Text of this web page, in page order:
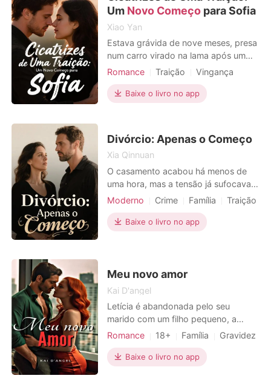
tanto desprezáv
Um Novo Começo para Sofia
Xiao Yan
Estava grávida de nove meses, presa
num carro virado na lama após um
deslizamento de terra, a lutar
filho. Quando a polícia me encontrou,
a minha última imagem foi o bebé ser
escurecer. Ao acordar, to
Romance Traição
Vingança
Gravidez
Divórcio
Baixe o livro no app
Divórcio: Apenas o Começo
Xia Qinnuan
O casamento acabou há menos de
uma hora, mas a tensão já sufocava o
ar na suíte presidencial. Diante dos
número absurdo: duzentos e
cinquenta mil reais, uma conta extra
Graça, com um sorriso venenoso,
Moderno Crime Família
Traição
Vingança
Divórcio
Baixe o livro no app
Meu novo amor
Kai D'angel
Letícia é abandonada pelo seu
marido com um filho pequeno, a
mesma sofre para criar seu filho
dificuldades, ela está se saindo bem.
Letícia acaba conhecendo Lucas, um
Romance 18+ Família
Gravidez
Amor a primeira vista
Playboy
Encantador
Baixe o livro no app